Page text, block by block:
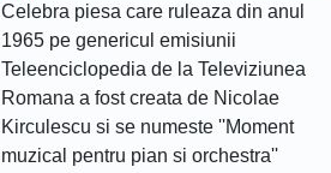
Celebra piesa care ruleaza din anul
1965 pe genericul emisiunii
Teleenciclopedia de la Televiziunea
Romana a fost creata de Nicolae
Kirculescu si se numeste ''Moment
muzical pentru pian si orchestra''